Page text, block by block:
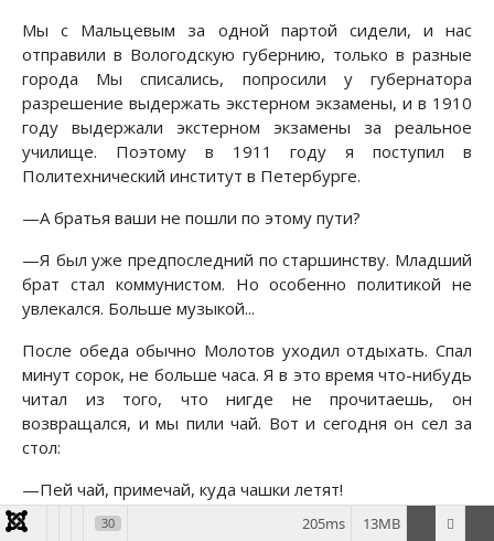
Мы с Мальцевым за одной партой сидели, и нас
отправили в Вологодскую губернию, только в разные
города Мы списались, попросили у губернатора
разрешение выдержать экстерном экзамены, и в 1910
году выдержали экстерном экзамены за реальное
училище. Поэтому в 1911 году я поступил в
Политехнический институт в Петербурге.
—А братья ваши не пошли по этому пути?
—Я был уже предпоследний по старшинству. Младший
брат стал коммунистом. Но особенно политикой не
увлекался. Больше музыкой...
После обеда обычно Молотов уходил отдыхать. Спал
минут сорок, не больше часа. Я в это время что-нибудь
читал из того, что нигде не прочитаешь, он
возвращался, и мы пили чай. Вот и сегодня он сел за
стол:
—Пей чай, примечай, куда чашки летят!
—Это ваша вятская?
30 13MB
205ms